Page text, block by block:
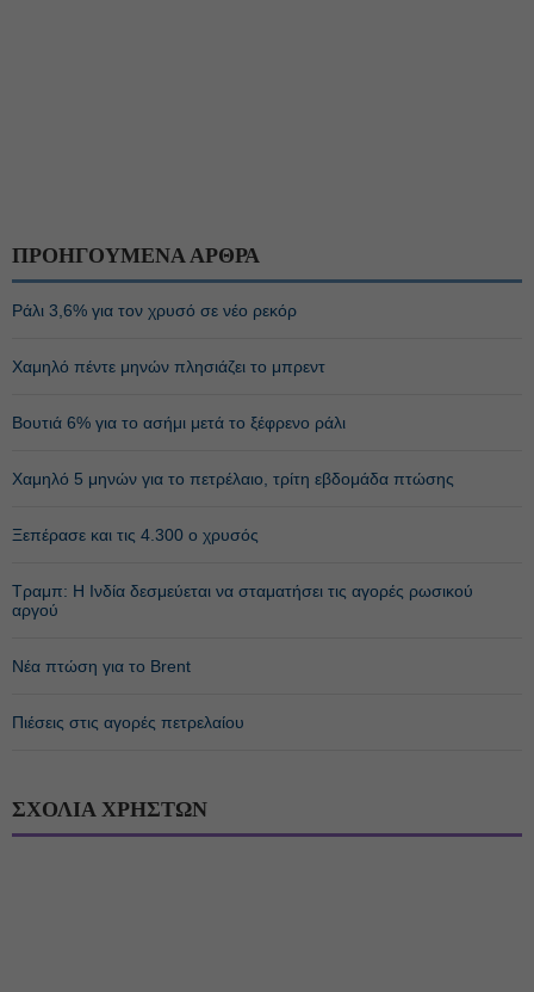
ΠΡΟΗΓΟΥΜΕΝΑ ΑΡΘΡΑ
Ράλι 3,6% για τον χρυσό σε νέο ρεκόρ
Χαμηλό πέντε μηνών πλησιάζει το μπρεντ
Βουτιά 6% για το ασήμι μετά το ξέφρενο ράλι
Χαμηλό 5 μηνών για το πετρέλαιο, τρίτη εβδομάδα πτώσης
Ξεπέρασε και τις 4.300 ο χρυσός
Τραμπ: Η Ινδία δεσμεύεται να σταματήσει τις αγορές ρωσικού
αργού
Νέα πτώση για το Brent
Πιέσεις στις αγορές πετρελαίου
ΣΧΟΛΙΑ ΧΡΗΣΤΩΝ